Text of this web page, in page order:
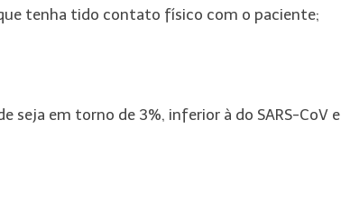
tenha tido contato físico com o paciente;
seja em torno de 3%, inferior à do SARS-CoV e